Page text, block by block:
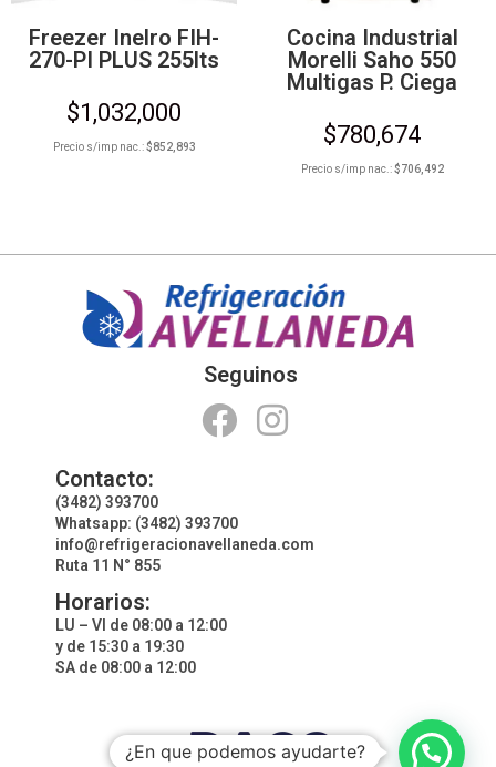
Freezer Inelro FIH-
270-PI PLUS 255lts
$1,032,000
Precio s/imp nac.:$852,893
Cocina Industrial
Morelli Saho 550
Multigas P. Ciega
$780,674
Precio s/imp nac.:$706,492
Seguinos
Contacto:
(3482) 393700
Whatsapp: (3482) 393700
info@refrigeracionavellaneda.com
Ruta 11 N° 855
Horarios:
LU – VI de 08:00 a 12:00
y de 15:30 a 19:30
SA de 08:00 a 12:00
¿En que podemos ayudarte?